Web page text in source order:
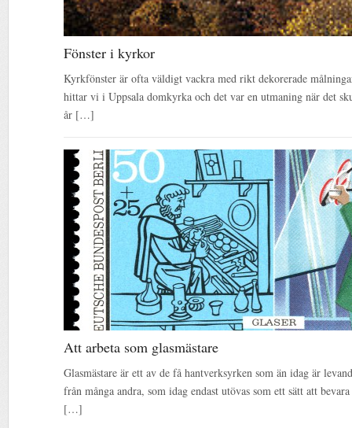
Fönster i kyrkor
Kyrkfönster är ofta väldigt vackra med rikt dekorerade
hittar vi i Uppsala domkyrka och det var en utmaning när det
år […]
Att arbeta som glasmästare
Glasmästare är ett av de få hantverksyrken som än idag är
från många andra, som idag endast utövas som ett sätt att
[…]